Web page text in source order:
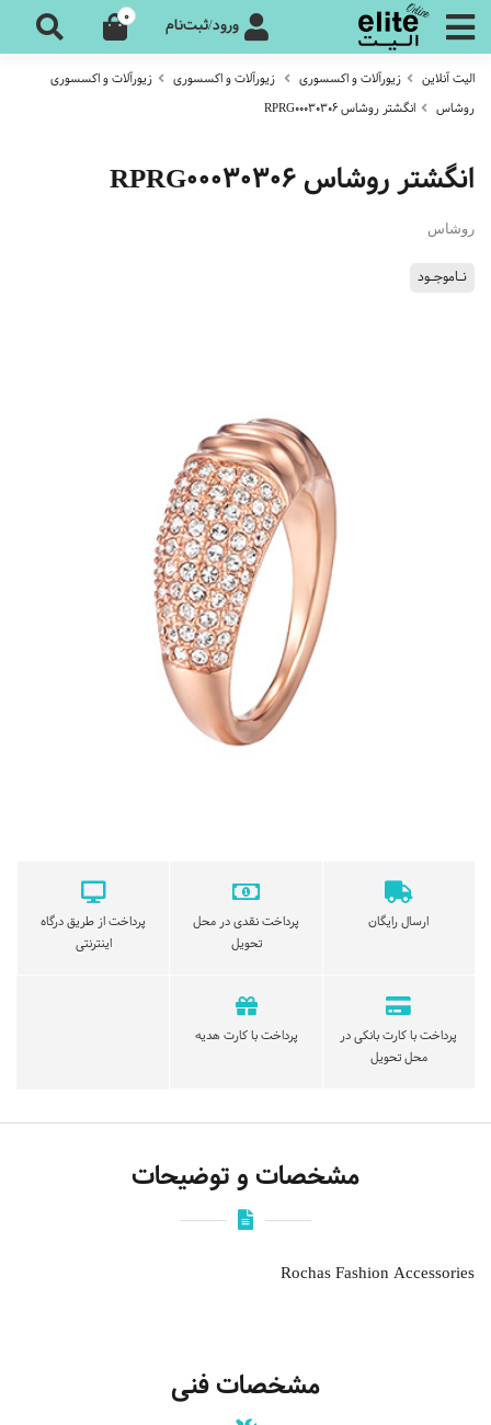
ورود/ثبت‌نام 0
الیت آنلاین زیورآلات و اکسسوری زیورآلات و اکسسوری
زیورآلات و اکسسوری
روشاس
انگشتر روشاس RPRG00030306
انگشتر روشاس RPRG00030306
روشاس
نـاموجـود
ارسال رایگان
پرداخت نقدی در محل
تحویل
پرداخت از طریق درگاه
اینترنتی
پرداخت با کارت بانکی در
محل تحویل
پرداخت با کارت هدیه
مشخصات و توضیحات
Rochas Fashion Accessories
مشخصات فنی